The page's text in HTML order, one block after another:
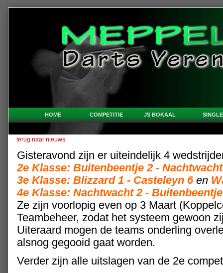
HOME COMPETITIE JS BOKAAL SINGLE
terug naar nieuws
Gisteravond zijn er uiteindelijk 4
2e Klasse: Buitenbeentje 2 -
3e Klasse: Blizzard 1 - Casteleyn 6 en
4e Klasse: Nachtwacht 2 -
Ze zijn voorlopig even op 3 Maart
Teambeheer, zodat het systeem gewoon
Uiteraard mogen de teams onderling
alsnog gegooid gaat worden.
Verder zijn alle uitslagen van de 2e